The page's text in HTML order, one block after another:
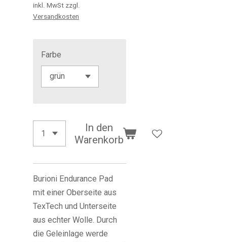
inkl. MwSt zzgl.
Versandkosten
Farbe
In den
Warenkorb
Burioni Endurance Pad
mit einer Oberseite aus
TexTech und Unterseite
aus echter Wolle. Durch
die Geleinlage werde